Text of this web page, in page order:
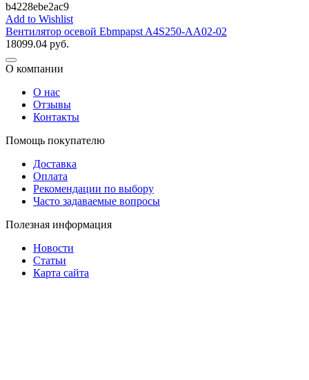
b4228ebe2ac9
Add to Wishlist
Вентилятор осевой Ebmpapst A4S250-AA02-02
18099.04 руб.
О компании
О нас
Отзывы
Контакты
Помощь покупателю
Доставка
Оплата
Рекомендации по выбору
Часто задаваемые вопросы
Полезная информация
Новости
Статьи
Карта сайта